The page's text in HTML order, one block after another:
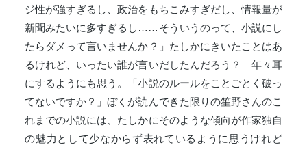
ジ性が強すぎるし、政治をもちこみすぎだし、情報量が
新聞みたいに多すぎるし……そういうのって、小説にし
たらダメって言いませんか？」たしかにきいたことはあ
るけれど、いったい誰が言いだしたんだろう？ 年々耳
にするようにも思う。「小説のルールをことごとく破っ
てないですか？」ぼくが読んできた限りの笙野さんのこ
れまでの小説には、たしかにそのような傾向が作家独自
の魅力として少なからず表れているように思うけれど